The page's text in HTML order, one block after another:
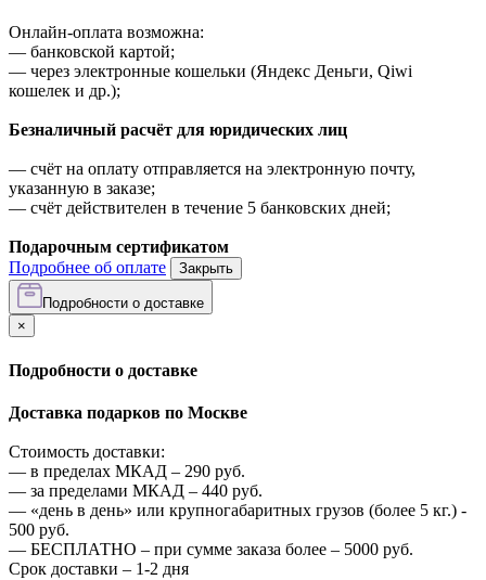
Онлайн-оплата возможна:
— банковской картой;
— через электронные кошельки (Яндекс Деньги, Qiwi
кошелек и др.);
Безналичный расчёт для юридических лиц
— счёт на оплату отправляется на электронную почту,
указанную в заказе;
— счёт действителен в течение 5 банковских дней;
Подарочным сертификатом
Подробнее об оплате
Закрыть
Подробности о доставке
×
Подробности о доставке
Доставка подарков по Москве
Стоимость доставки:
— в пределах МКАД – 290 руб.
— за пределами МКАД – 440 руб.
— «день в день» или крупногабаритных грузов (более 5 кг.) -
500 руб.
— БЕСПЛАТНО – при сумме заказа более – 5000 руб.
Срок доставки – 1-2 дня